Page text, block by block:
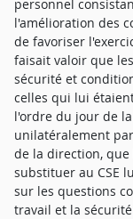
personnel
l'amélioration des
de favoriser
faisait valoir que
sécurité et
celles qui lui
l'ordre du jour de
unilatéralement
de la direction, que
substituer au CSE
sur les questions
travail et la